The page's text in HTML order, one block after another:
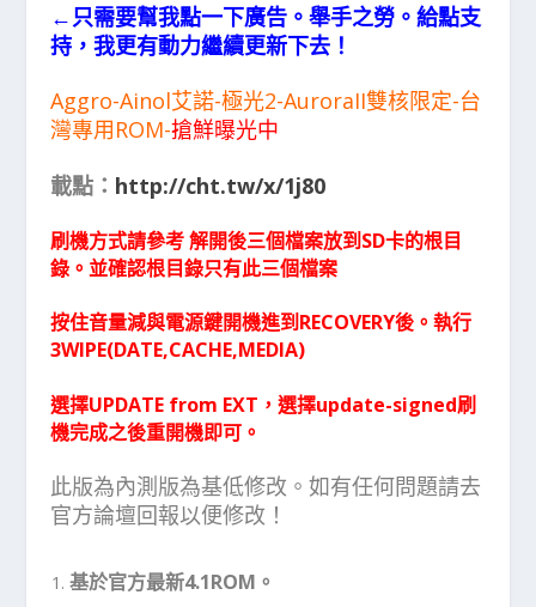
←只需要幫我點一下廣告。舉手之勞。給點支
持，我更有動力繼續更新下去！
Aggro-Ainol艾諾-極光2-AuroraII雙核限定-台
灣專用ROM-搶鮮曝光中
載點： http://cht.tw/x/1j80
刷機方式請參考 解開後三個檔案放到SD卡的根目
錄。並確認根目錄只有此三個檔案
按住音量減與電源鍵開機進到RECOVERY後。執行
3WIPE(DATE,CACHE,MEDIA)
選擇UPDATE from EXT，選擇update-signed刷
機完成之後重開機即可。
此版為內測版為基低修改。如有任何問題請去
官方論壇回報以便修改！
基於官方最新4.1ROM。